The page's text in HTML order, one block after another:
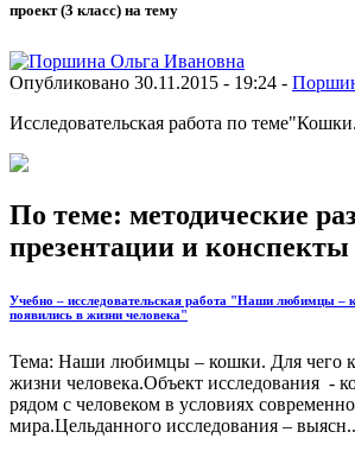
проект (3 класс) на тему
Опубликовано 30.11.2015 - 19:24 -
Исследовательская работа по теме"Кошки.
По теме: методические
презентации и конспекты
Учебно – исследовательская работа "Наши любимцы –
появились в жизни человека"
Тема: Наши любимцы – кошки. Для чего
жизни человека.Объект исследования -
рядом с человеком в условиях
мира.Цельданного исследования –